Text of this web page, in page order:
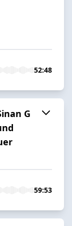
52:48
G
59:53